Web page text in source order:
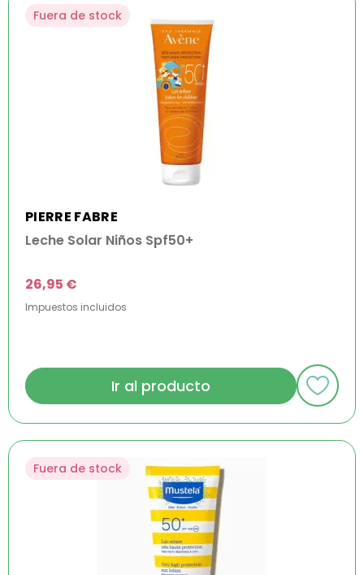
Fuera de stock
PIERRE FABRE
Leche Solar Niños Spf50+
26,95 €
Impuestos incluidos
Ir al producto
Fuera de stock